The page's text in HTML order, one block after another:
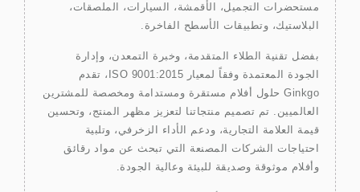
مستحضرات التجميل، الأقمشة، السيارات، الملصقات،
البلاستيك، وتطبيقات الأسطح الفاخرة.
بفضل تقنية الطلاء المتقدمة، وخبرة التمعدن، وإدارة
الجودة المعتمدة وفقاً لمعيار ISO 9001:2015، تقدم
Ginkgo حلول أفلام مستقرة ومستدامة ومخصصة للمشترين
العالميين. تم تصميم منتجاتنا لتعزيز مظهر المنتج، وتحسين
قيمة العلامة التجارية، ودعم الأداء الزخرفي، وتلبية
احتياجات الشركات المصنعة التي تبحث عن مواد رقائق
وأفلام موثوقة وصديقة للبيئة وعالية الجودة.